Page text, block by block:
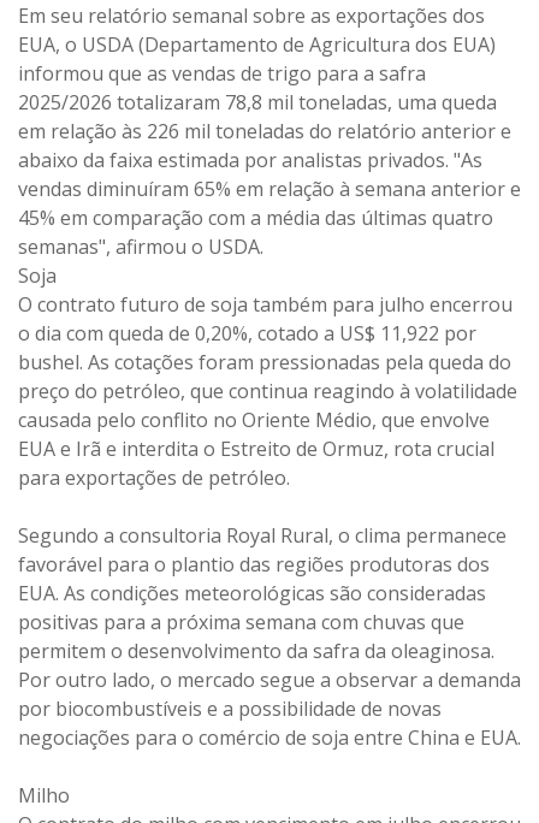
Em seu relatório semanal sobre as exportações dos
EUA, o USDA (Departamento de Agricultura dos EUA)
informou que as vendas de trigo para a safra
2025/2026 totalizaram 78,8 mil toneladas, uma queda
em relação às 226 mil toneladas do relatório anterior e
abaixo da faixa estimada por analistas privados. "As
vendas diminuíram 65% em relação à semana anterior e
45% em comparação com a média das últimas quatro
semanas", afirmou o USDA.
Soja
O contrato futuro de soja também para julho encerrou
o dia com queda de 0,20%, cotado a US$ 11,922 por
bushel. As cotações foram pressionadas pela queda do
preço do petróleo, que continua reagindo à volatilidade
causada pelo conflito no Oriente Médio, que envolve
EUA e Irã e interdita o Estreito de Ormuz, rota crucial
para exportações de petróleo.
Segundo a consultoria Royal Rural, o clima permanece
favorável para o plantio das regiões produtoras dos
EUA. As condições meteorológicas são consideradas
positivas para a próxima semana com chuvas que
permitem o desenvolvimento da safra da oleaginosa.
Por outro lado, o mercado segue a observar a demanda
por biocombustíveis e a possibilidade de novas
negociações para o comércio de soja entre China e EUA.
Milho